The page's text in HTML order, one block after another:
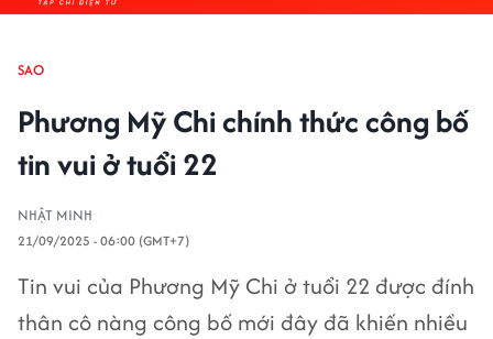
SAO
Phương Mỹ Chi chính thức công bố
tin vui ở tuổi 22
NHẬT MINH
21/09/2025 - 06:00 (GMT+7)
Tin vui của Phương Mỹ Chi ở tuổi 22 được đính
thân cô nàng công bố mới đây đã khiến nhiều